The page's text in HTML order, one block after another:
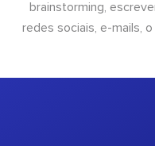
brainstorming,
redes sociais, e-mails,